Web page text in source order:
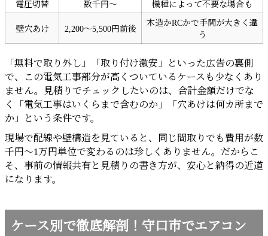
電圧切替 数千円〜 機種によって不要な場合も
壁穴あけ 2,200〜5,500円前後
木造かRCかで手間が大きく違
う
「無料で取り外し」「取り付け激安」といった広告の裏側
で、この電気工事部分が高くついているケースも少なくあり
ません。見積りでチェックしたいのは、合計金額だけでな
く「電気工事はいくらまで含むのか」「穴あけは何カ所まで
か」という条件です。
現場で配線や壁構造を見ていると、同じ間取りでも費用が数
千円〜1万円単位で変わるのは珍しくありません。だからこ
そ、事前の情報共有と見積りの書き方が、安心と納得の近道
になります。
ケース別で徹底解剖！守口市でエアコン